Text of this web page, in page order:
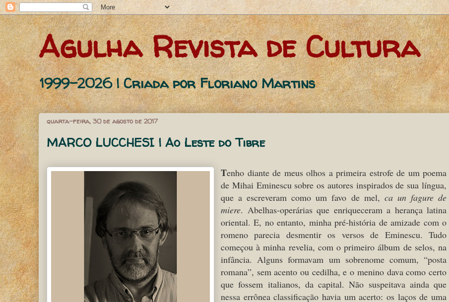
Agulha Revista de Cultura
1999-2026 | Criada por Floriano Martins
quarta-feira, 30 de agosto de 2017
MARCO LUCCHESI | Ao Leste do Tibre
Tenho diante de meus olhos a primeira estrofe de um poema
de Mihai Eminescu sobre os autores inspirados de sua língua,
que a escreveram como um favo de mel, ca un fagure de
miere. Abelhas-operárias que enriqueceram a herança latina
oriental. E, no entanto, minha pré-história de amizade com o
romeno parecia desmentir os versos de Eminescu. Tudo
começou à minha revelia, com o primeiro álbum de selos, na
infância. Alguns formavam um sobrenome comum, “posta
romana”, sem acento ou cedilha, e o menino dava como certo
que fossem italianos, da capital. Não suspeitava ainda que
nessa errônea classificação havia um acerto: os laços de uma